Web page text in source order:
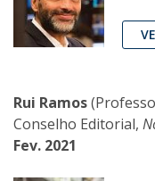
Rui Ramos
Conselho Editorial,
Fev. 2021